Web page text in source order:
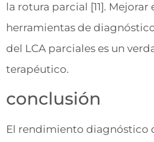
la rotura parcial [11].
herramientas de
del LCA parciales es un
terapéutico.
conclusión
El rendimiento diagnóstico